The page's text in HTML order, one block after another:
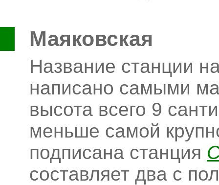
Маяковская
Название станции
написано самыми
высота всего 9
меньше самой
подписана станция
составляет два с